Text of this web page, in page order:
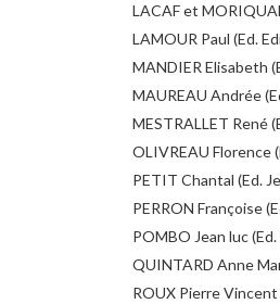
LACAF et
LAMOUR Paul (Ed.
MANDIER Elisabeth
MAUREAU Andrée
MESTRALLET René
OLIVREAU Florence
PETIT Chantal (Ed.
PERRON Françoise
POMBO Jean luc
QUINTARD Anne
ROUX Pierre Vincent